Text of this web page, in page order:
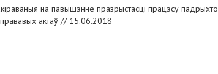
на павышэнне празрыстасці працэсу
актаў // 15.06.2018